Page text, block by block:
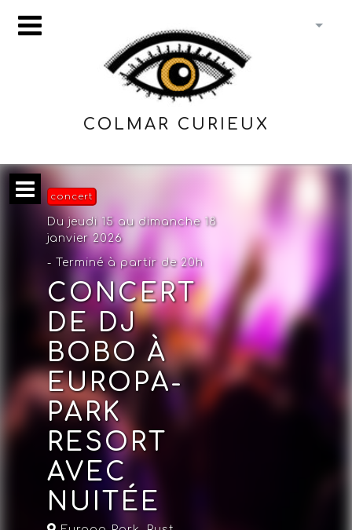
COLMAR CURIEUX
concert
Du jeudi 15 au dimanche 18
janvier 2026
- Terminé à partir de 20h
CONCERT
DE DJ
BOBO À
EUROPA-
PARK
RESORT
AVEC
NUITÉE